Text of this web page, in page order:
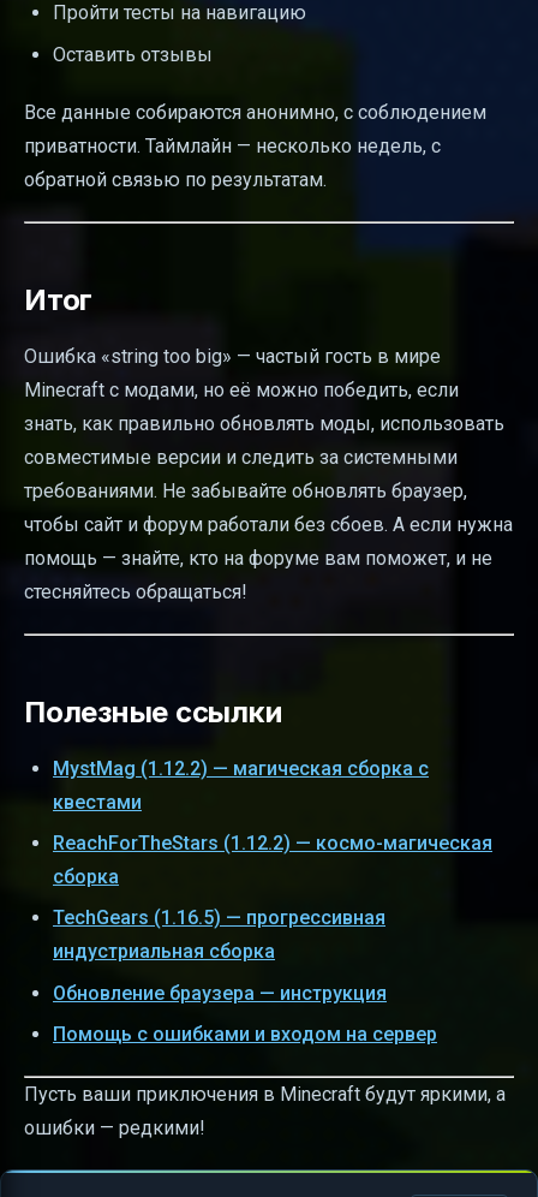
Пройти тесты на навигацию
Оставить отзывы
Все данные собираются анонимно, с соблюдением
приватности. Таймлайн — несколько недель, с
обратной связью по результатам.
Итог
Ошибка «string too big» — частый гость в мире
Minecraft с модами, но её можно победить, если
знать, как правильно обновлять моды, использовать
совместимые версии и следить за системными
требованиями. Не забывайте обновлять браузер,
чтобы сайт и форум работали без сбоев. А если нужна
помощь — знайте, кто на форуме вам поможет, и не
стесняйтесь обращаться!
Полезные ссылки
MystMag (1.12.2) — магическая сборка с
квестами
ReachForTheStars (1.12.2) — космо-магическая
сборка
TechGears (1.16.5) — прогрессивная
индустриальная сборка
Обновление браузера — инструкция
Помощь с ошибками и входом на сервер
Пусть ваши приключения в Minecraft будут яркими, а
ошибки — редкими!